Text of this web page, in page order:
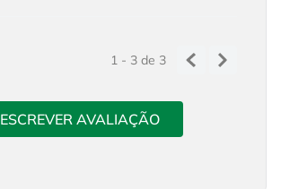
1 - 3de 3
ESCREVER AVALIAÇÃO